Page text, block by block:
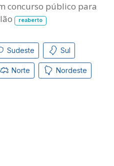
concurso público para
reaberto
Sudeste Sul
Norte Nordeste